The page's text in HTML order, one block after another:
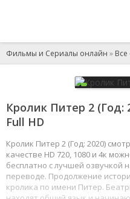
Фильмы и Сериалы онлайн »
Кролик Питер 2 (Год:
Full HD
Кролик Питер 2 (Год: 2020)
качестве HD 720, 1080 и 4к
бесплатно с лучшей озвучкой
переводе. Продолжение
кролика по имени Питер.